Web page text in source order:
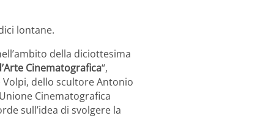
lontane.
della diciottesima
Cinematografica“,
Volpi, dello scultore Antonio
Cinematografica
sull’idea di svolgere la